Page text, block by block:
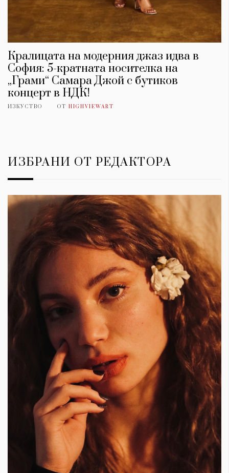
Кралицата на модерния джаз идва в
София: 5-кратната носителка на
„Грами“ Самара Джой с бутиков
концерт в НДК!
ИЗКУСТВО ОТ HIGHVIEWART
ИЗБРАНИ ОТ РЕДАКТОРА